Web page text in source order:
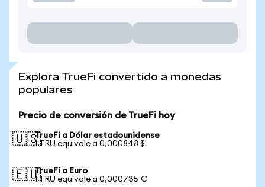
Explora TrueFi convertido a monedas
populares
Precio de conversión de TrueFi hoy
🇺🇸TrueFi a Dólar estadounidense
1 TRU equivale a 0,000848 $
🇪🇺TrueFi a Euro
1 TRU equivale a 0,000735 €